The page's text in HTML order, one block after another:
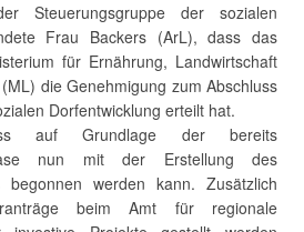
Steuerungsgruppe der sozialen
Frau Backers (ArL), dass das
für Ernährung, Landwirtschaft
die Genehmigung zum Abschluss
Dorfentwicklung erteilt hat.
auf Grundlage der bereits
nun mit der Erstellung des
begonnen werden kann. Zusätzlich
beim Amt für regionale